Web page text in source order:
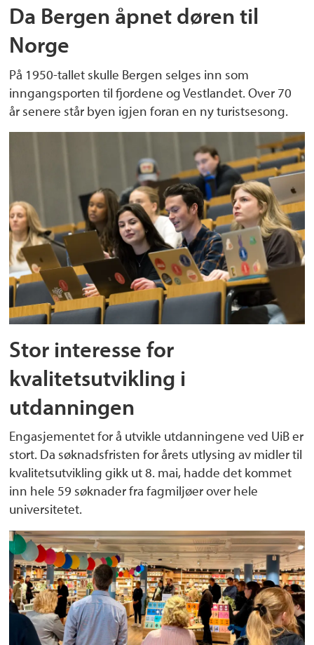
Da Bergen åpnet døren til
Norge
På 1950-tallet skulle Bergen selges inn som
inngangsporten til fjordene og Vestlandet. Over 70
år senere står byen igjen foran en ny turistsesong.
Stor interesse for
kvalitetsutvikling i
utdanningen
Engasjementet for å utvikle utdanningene ved UiB er
stort. Da søknadsfristen for årets utlysing av midler til
kvalitetsutvikling gikk ut 8. mai, hadde det kommet
inn hele 59 søknader fra fagmiljøer over hele
universitetet.